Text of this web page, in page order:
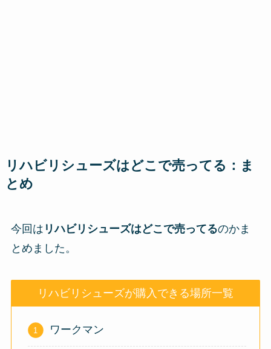
リハビリシューズはどこで売ってる：ま
とめ
今回は リハビリシューズはどこで売ってるのかま
とめました。
リハビリシューズが購入できる場所一覧
ワークマン